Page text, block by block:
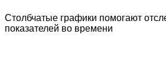
Столбчатые графики помогают
показателей во времени